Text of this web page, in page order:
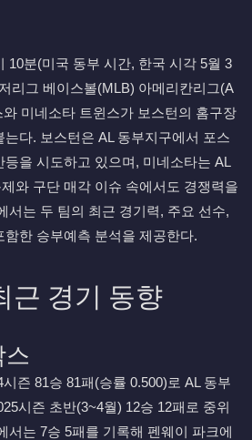
10분(미국 동부 시간, 한국 시각 5월 3
리그 베이스볼(MLB) 아메리칸리그(A
미네소타 트윈스가 보스턴의 홈구장
다. 보스턴은 AL 동부지구에서 포스
등을 시도하고 있으며, 미네소타는 AL
와 구단 매각 이슈 속에서도 경쟁력을
서는 두 팀의 최근 경기력, 주요 선수,
한 승부예측 분석을 제공한다.
근 경기 동향
즌 81승 81패(승률 0.500)로 AL 동부
시즌 초반(3~4월) 12승 12패로 중위
서는 7승 5패를 기록해 펜웨이 파크에